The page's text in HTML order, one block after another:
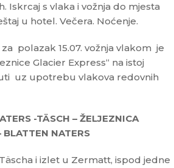
Iskrcaj s vlaka i vožnja do mjesta
u hotel. Večera. Noćenje.
polazak 15.07. vožnja vlakom je
Glacier Express“ na istoj
uz upotrebu vlakova redovnih
-TÄSCH – ŽELJEZNICA
NATERS
i izlet u Zermatt, ispod jedne